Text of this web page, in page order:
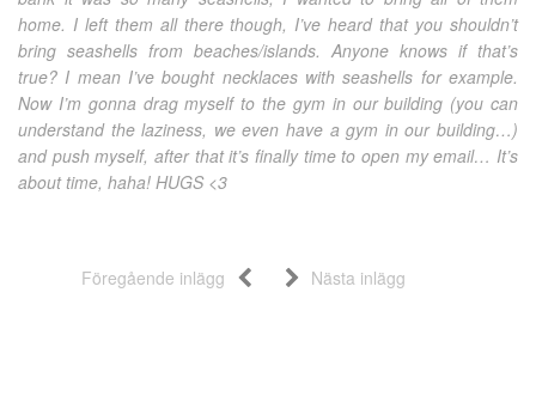
home. I left them all there though, I’ve heard that you shouldn’t
bring seashells from beaches/islands. Anyone knows if that’s
true? I mean I’ve bought necklaces with seashells for example.
Now I’m gonna drag myself to the gym in our building (you can
understand the laziness, we even have a gym in our building…)
and push myself, after that it’s finally time to open my email… It’s
about time, haha! HUGS <3
Föregående inlägg Nästa inlägg